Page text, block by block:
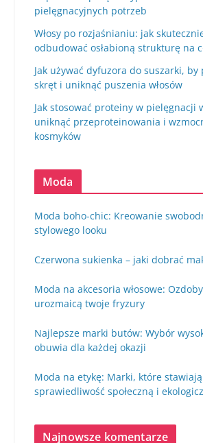
pielęgnacyjnych potrzeb
Włosy po rozjaśnianiu: jak
odbudować osłabioną strukturę na
Jak używać dyfuzora do suszarki, by
skręt i uniknąć puszenia włosów
Jak stosować proteiny w pielęgnacji
uniknąć przeproteinowania i
kosmyków
Moda
Moda boho-chic: Kreowanie
stylowego looku
Czerwona sukienka – jaki dobrać
Moda na akcesoria włosowe:
urozmaicą twoje fryzury
Najlepsze marki butów: Wybór
obuwia dla każdej okazji
Moda na etykę: Marki, które
sprawiedliwość społeczną i
Najnowsze komentarze